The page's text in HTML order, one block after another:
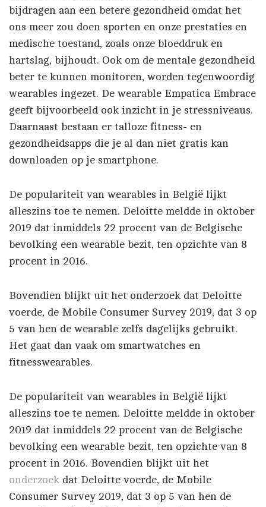
bijdragen aan een betere gezondheid omdat het
ons meer zou doen sporten en onze prestaties en
medische toestand, zoals onze bloeddruk en
hartslag, bijhoudt. Ook om de mentale gezondheid
beter te kunnen monitoren, worden tegenwoordig
wearables ingezet. De wearable Empatica Embrace
geeft bijvoorbeeld ook inzicht in je stressniveaus.
Daarnaast bestaan er talloze fitness- en
gezondheidsapps die je al dan niet gratis kan
downloaden op je smartphone.
De populariteit van wearables in België lijkt
alleszins toe te nemen. Deloitte meldde in oktober
2019 dat inmiddels 22 procent van de Belgische
bevolking een wearable bezit, ten opzichte van 8
procent in 2016.
Bovendien blijkt uit het onderzoek dat Deloitte
voerde, de Mobile Consumer Survey 2019, dat 3 op
5 van hen de wearable zelfs dagelijks gebruikt.
Het gaat dan vaak om smartwatches en
fitnesswearables.
De populariteit van wearables in België lijkt
alleszins toe te nemen. Deloitte meldde in oktober
2019 dat inmiddels 22 procent van de Belgische
bevolking een wearable bezit, ten opzichte van 8
procent in 2016. Bovendien blijkt uit het
onderzoek dat Deloitte voerde, de Mobile
Consumer Survey 2019, dat 3 op 5 van hen de